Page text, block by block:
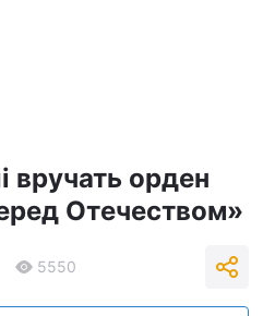
вручать орден
Отечеством»
5550